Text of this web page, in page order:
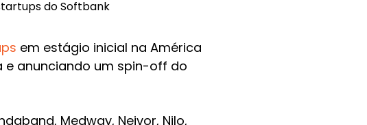
do Softbank
em estágio inicial na América
anunciando um spin-off do
Medway, Neivor, Nilo,